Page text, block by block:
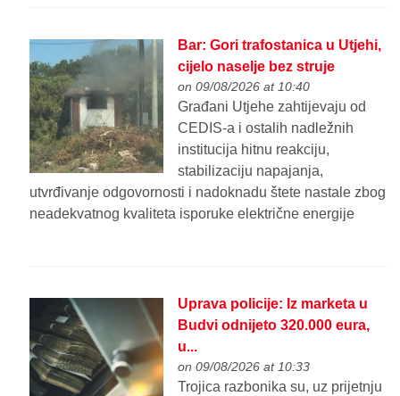
Bar: Gori trafostanica u Utjehi,
cijelo naselje bez struje
on 09/08/2026 at 10:40
Građani Utjehe zahtijevaju od
CEDIS-a i ostalih nadležnih
institucija hitnu reakciju,
stabilizaciju napajanja,
utvrđivanje odgovornosti i nadoknadu štete nastale zbog
neadekvatnog kvaliteta isporuke električne energije
Uprava policije: Iz marketa u
Budvi odnijeto 320.000 eura,
u...
on 09/08/2026 at 10:33
Trojica razbonika su, uz prijetnju